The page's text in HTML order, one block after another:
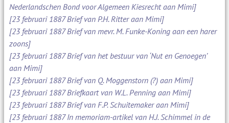
Nederlandschen Bond voor Algemeen Kiesrecht aan Mimi]
[23 februari 1887 Brief van P.H. Ritter aan Mimi]
[23 februari 1887 Brief van mevr. M. Funke-Koning aan een harer
zoons]
[23 februari 1887 Brief van het bestuur van ‘Nut en Genoegen’
aan Mimi]
[23 februari 1887 Brief van Q. Moggenstorn (?) aan Mimi]
[23 februari 1887 Briefkaart van W.L. Penning aan Mimi]
[23 februari 1887 Brief van F.P. Schuitemaker aan Mimi]
[23 februari 1887 In memoriam-artikel van H.J. Schimmel in de